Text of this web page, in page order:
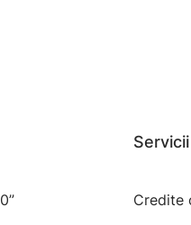
Servicii
Credite